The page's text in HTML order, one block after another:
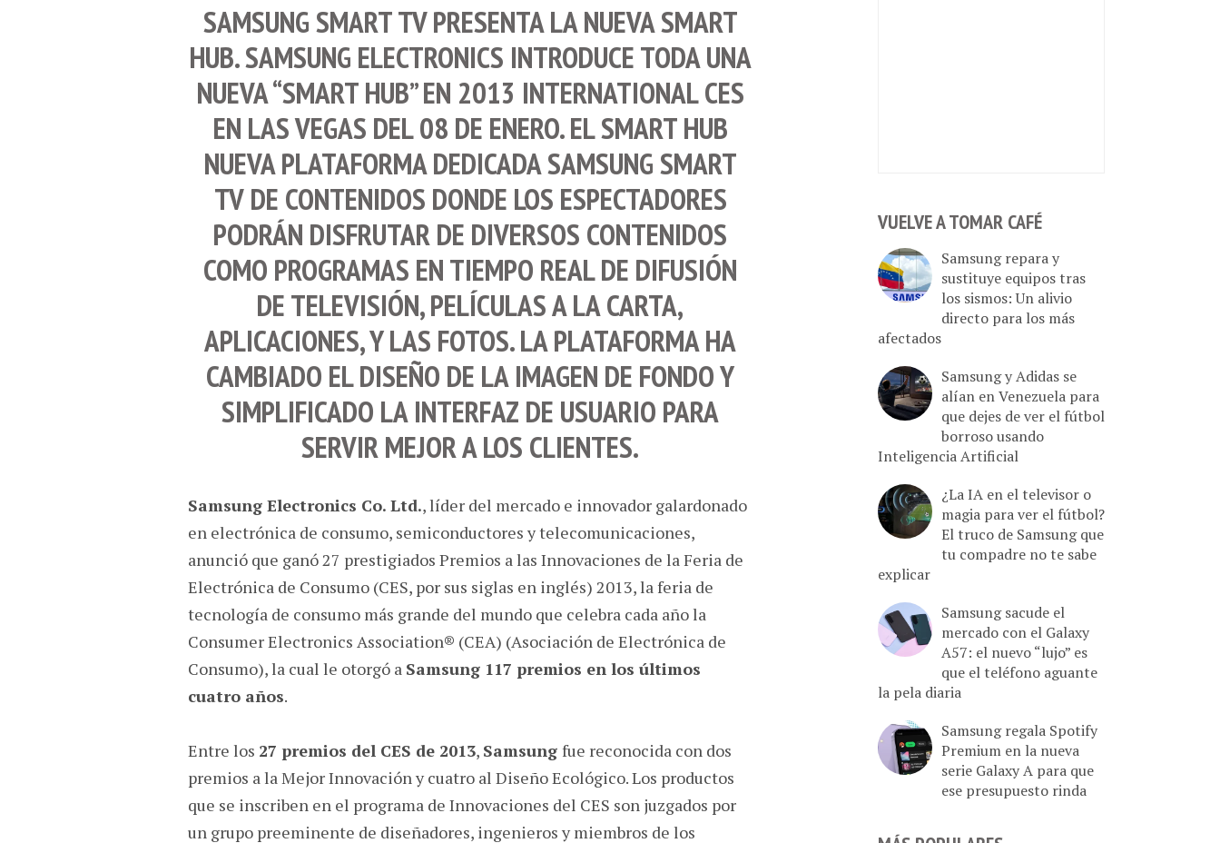
SAMSUNG SMART TVPRESENTA LA NUEVASMART
HUB.SAMSUNG ELECTRONICS INTRODUCE TODA UNA
NUEVA “SMART HUB” EN 2013 INTERNATIONAL CES
EN LAS VEGAS DEL 08 DE ENERO. ELSMART HUB
NUEVA PLATAFORMA DEDICADASAMSUNG SMART
TVDE CONTENIDOS DONDE LOS ESPECTADORES
PODRÁN DISFRUTAR DE DIVERSOS CONTENIDOS
COMO PROGRAMAS EN TIEMPO REAL DE DIFUSIÓN
DE TELEVISIÓN, PELÍCULAS A LA CARTA,
APLICACIONES, Y LAS FOTOS. LA PLATAFORMA HA
CAMBIADO EL DISEÑO DE LA IMAGEN DE FONDO Y
SIMPLIFICADO LA INTERFAZ DE USUARIO PARA
SERVIR MEJOR A LOS CLIENTES.
Samsung Electronics Co. Ltd., líder del mercado e innovador galardonado
en electrónica de consumo, semiconductores y telecomunicaciones,
anunció que ganó 27 prestigiados Premios a las Innovaciones de la Feria de
Electrónica de Consumo (CES, por sus siglas en inglés) 2013, la feria de
tecnología de consumo más grande del mundo que celebra cada año la
Consumer Electronics Association® (CEA) (Asociación de Electrónica de
Consumo), la cual le otorgó a Samsung 117 premios en los últimos
cuatro años.
Entre los 27 premios del CES de 2013, Samsung fue reconocida con dos
premios a la Mejor Innovación y cuatro al Diseño Ecológico. Los productos
que se inscriben en el programa de Innovaciones del CES son juzgados por
un grupo preeminente de diseñadores, ingenieros y miembros de los
VUELVE A TOMAR CAFÉ
Samsung repara y
sustituye equipos tras
los sismos: Un alivio
directo para los más
afectados
Samsung y Adidas se
alían en Venezuela para
que dejes de ver el fútbol
borroso usando
Inteligencia Artificial
¿La IA en el televisor o
magia para ver el fútbol?
El truco de Samsung que
tu compadre no te sabe
explicar
Samsung sacude el
mercado con el Galaxy
A57: el nuevo “lujo” es
que el teléfono aguante
la pela diaria
Samsung regala Spotify
Premium en la nueva
serie Galaxy A para que
ese presupuesto rinda